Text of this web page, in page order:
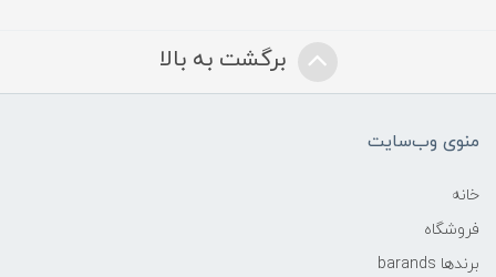
برگشت به بالا
منوی وب‌سایت
خانه
فروشگاه
برندها barands